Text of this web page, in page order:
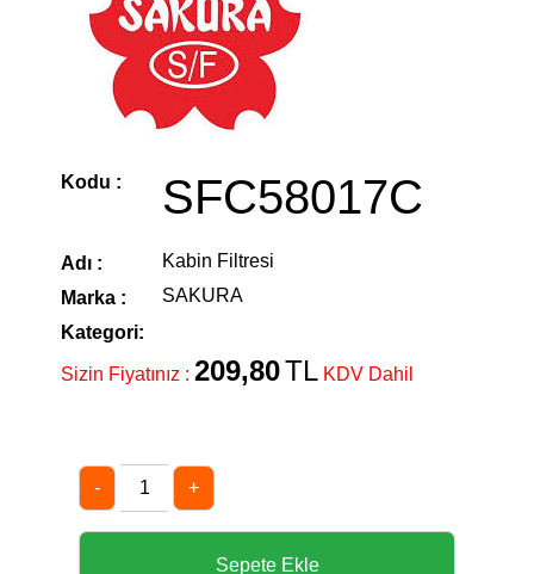
Kodu : SFC58017C
Adı :
Kabin Filtresi
Marka :
SAKURA
Kategori:
Sizin Fiyatınız : 209,80TL KDV Dahil
- +